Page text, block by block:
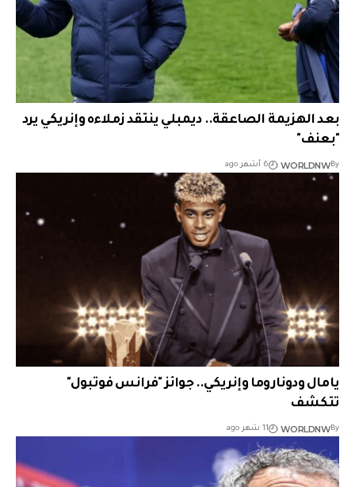
بعد الهزيمة الصاعقة.. ديمبلي ينتقد زملاءه وإنريكي يرد
"بعنف"
By
WORLDNW 6 أشهر ago
يامال ودوناروما وإنريكي.. جوائز "فرانس فوتبول"
تتكشف
By
WORLDNW 11 شهر ago